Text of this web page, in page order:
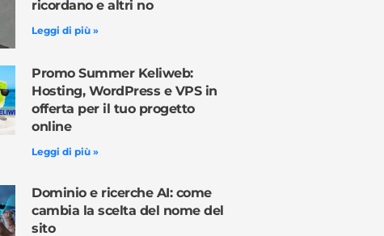
ricordano e altri no
Leggi di più »
Promo Summer Keliweb:
Hosting, WordPress e VPS in
offerta per il tuo progetto
online
Leggi di più »
Dominio e ricerche AI: come
cambia la scelta del nome del
sito